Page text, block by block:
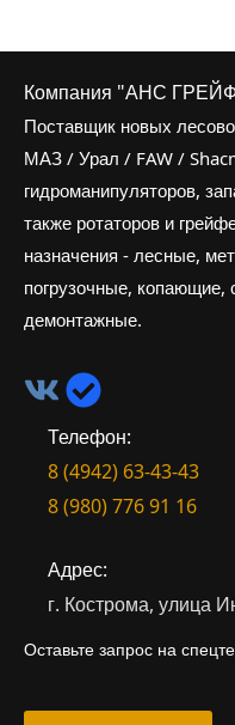
Компания "АНС
Поставщик новых
МАЗ / Урал / FAW /
гидроманипуляторов,
также ротаторов и
назначения - лесные,
погрузочные, копающие,
демонтажные.
Телефон:
8 (4942) 63-43-43
8 (980) 776 91 16
Адрес:
г. Кострома, улица
Оставьте запрос на